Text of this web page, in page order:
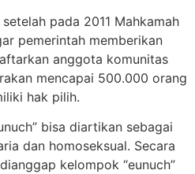
pada 2011 Mahkamah
pemerintah memberikan
anggota komunitas
mencapai 500.000 orang
hak pilih.
bisa diartikan sebagai
dan homoseksual. Secara
kelompok “eunuch”